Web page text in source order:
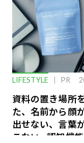
LIFESTYLE PR
資料の置き場所
た、名前から顔
出せない、言葉
こない…認知機